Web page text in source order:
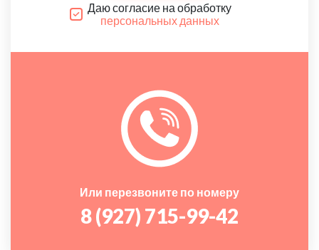
Даю согласие на обработку
персональных данных
Или перезвоните по номеру
8 (927) 715-99-42